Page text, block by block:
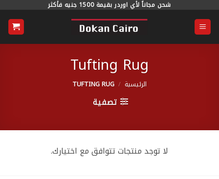
للمحتوى
شحن مجاناً لأي اوردر بقيمة 1500 جنيه فأكثر
Tufting Rug
الرئيسية /
تصفية
لا توجد منتجات تتوافق مع اختيارك.